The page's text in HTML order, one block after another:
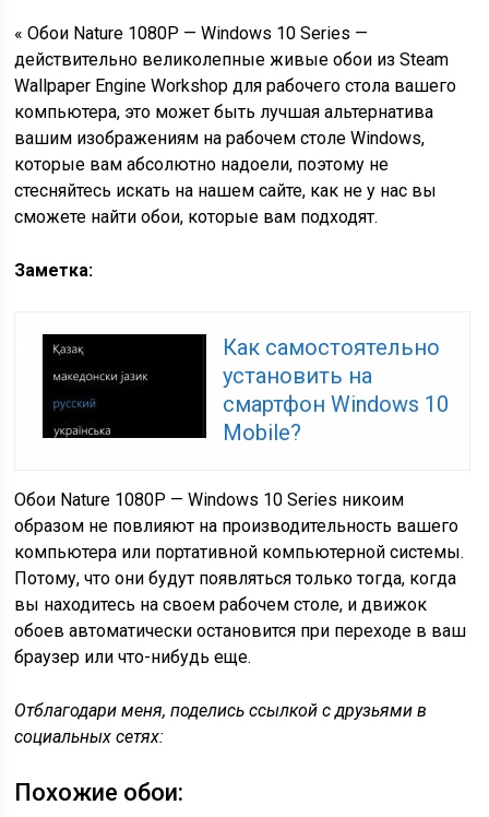
« Обои Nature 1080P — Windows 10 Series —
действительно великолепные живые обои из Steam
Wallpaper Engine Workshop для рабочего стола вашего
компьютера, это может быть лучшая альтернатива
вашим изображениям на рабочем столе Windows,
которые вам абсолютно надоели, поэтому не
стесняйтесь искать на нашем сайте, как не у нас вы
сможете найти обои, которые вам подходят.
Заметка:
Как самостоятельно
установить на
смартфон Windows 10
Mobile?
Обои Nature 1080P — Windows 10 Series никоим
образом не повлияют на производительность вашего
компьютера или портативной компьютерной системы.
Потому, что они будут появляться только тогда, когда
вы находитесь на своем рабочем столе, и движок
обоев автоматически остановится при переходе в ваш
браузер или что-нибудь еще.
Отблагодари меня, поделись ссылкой с друзьями в
социальных сетях:
Похожие обои: